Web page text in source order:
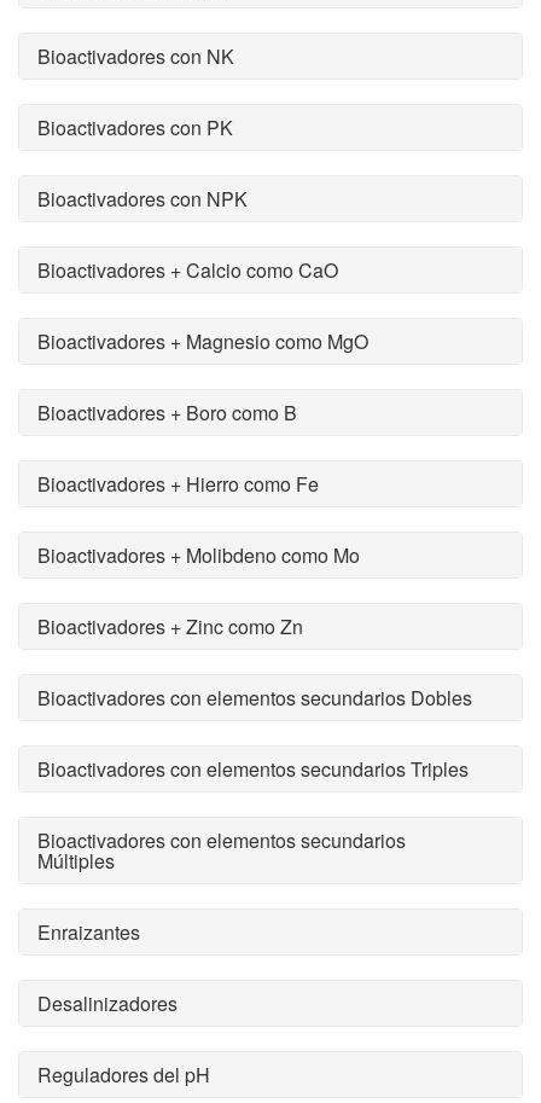
Bioactivadores con NK
Bioactivadores con PK
Bioactivadores con NPK
Bioactivadores + Calcio como CaO
Bioactivadores + Magnesio como MgO
Bioactivadores + Boro como B
Bioactivadores + Hierro como Fe
Bioactivadores + Molibdeno como Mo
Bioactivadores + Zinc como Zn
Bioactivadores con elementos secundarios Dobles
Bioactivadores con elementos secundarios Triples
Bioactivadores con elementos secundarios
Múltiples
Enraizantes
Desalinizadores
Reguladores del pH